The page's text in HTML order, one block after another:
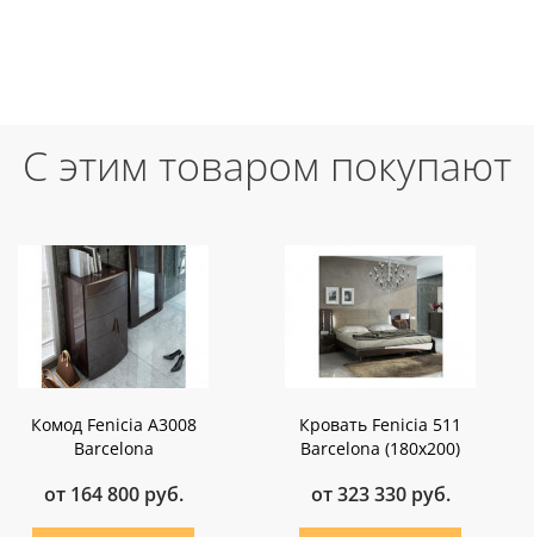
С этим товаром покупают
Комод Fenicia A3008
Barcelona
от 164 800 руб.
Кровать Fenicia 511
Barcelona (180х200)
от 323 330 руб.